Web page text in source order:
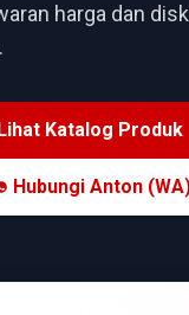
harga dan
Katalog Produk
Hubungi Anton